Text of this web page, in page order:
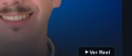
Ver Reel